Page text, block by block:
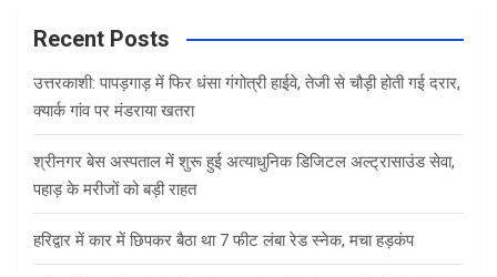
c
Recent Posts
उत्तरकाशी: पापड़गाड़ में फिर धंसा गंगोत्री हाईवे, तेजी से चौड़ी होती गई दरार,
क्यार्क गांव पर मंडराया खतरा
श्रीनगर बेस अस्पताल में शुरू हुई अत्याधुनिक डिजिटल अल्ट्रासाउंड सेवा,
पहाड़ के मरीजों को बड़ी राहत
हरिद्वार में कार में छिपकर बैठा था 7 फीट लंबा रेड स्नेक, मचा हड़कंप